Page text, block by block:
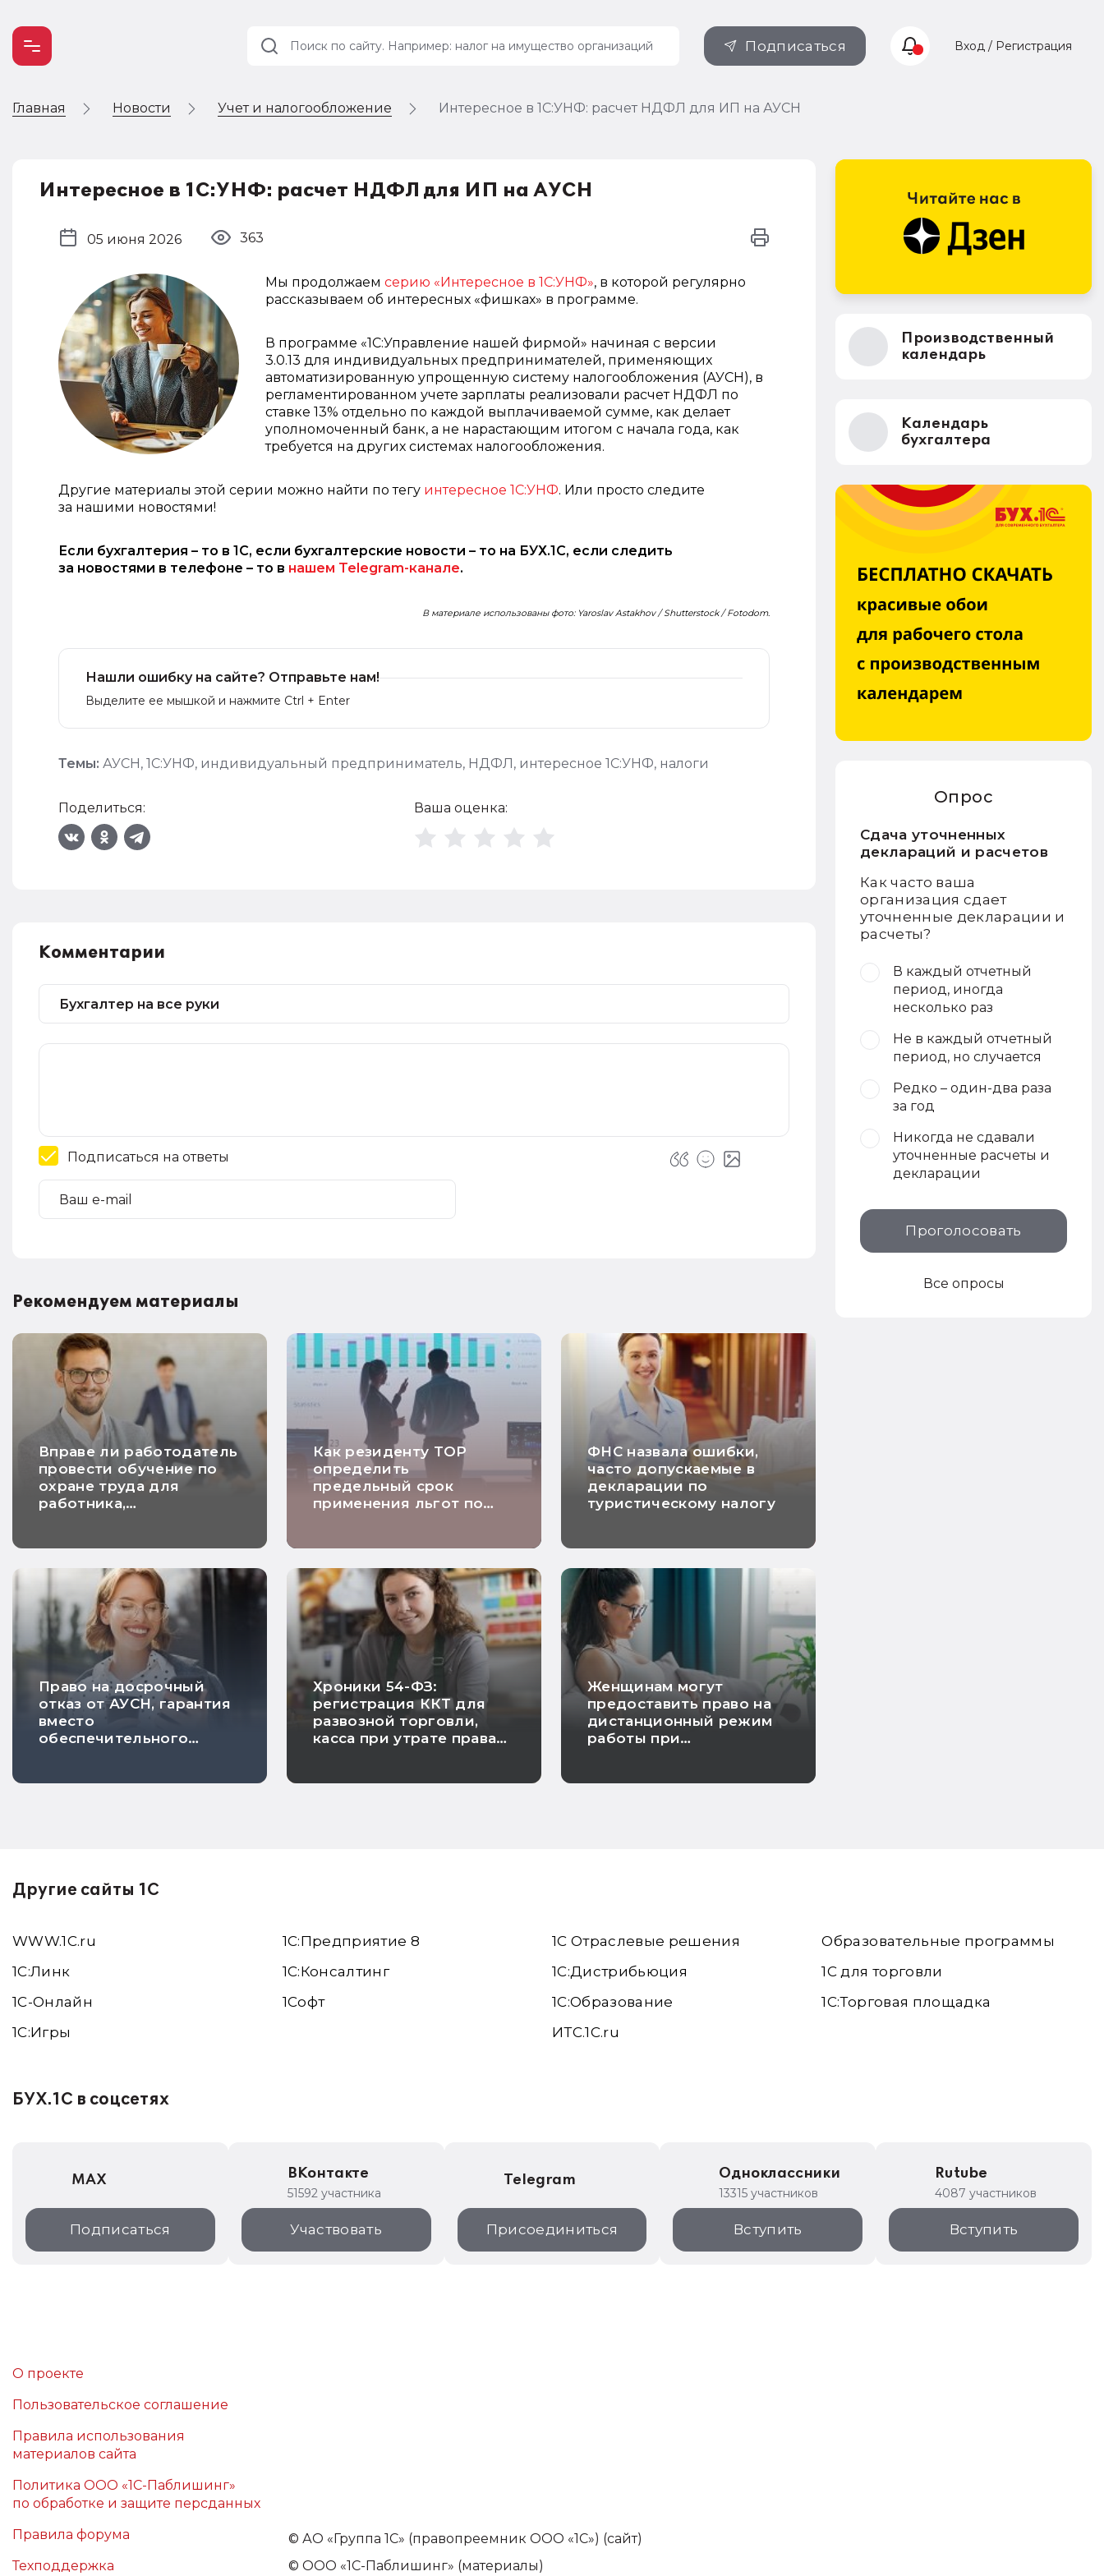
Подписаться Вход / Регистрация
Главная Новости Учет и налогообложение Интересное в 1С:УНФ: расчет НДФЛ для ИП на АУСН
Интересное в 1С:УНФ: расчет НДФЛ для ИП на АУСН
05 июня 2026 363
Мы продолжаем серию «Интересное в 1С:УНФ», в которой регулярно
рассказываем об интересных «фишках» в программе.
В программе «1С:Управление нашей фирмой» начиная с версии
3.0.13 для индивидуальных предпринимателей, применяющих
автоматизированную упрощенную систему налогообложения (АУСН), в
регламентированном учете зарплаты реализовали расчет НДФЛ по
ставке 13% отдельно по каждой выплачиваемой сумме, как делает
уполномоченный банк, а не нарастающим итогом с начала года, как
требуется на других системах налогообложения.
Другие материалы этой серии можно найти по тегу интересное 1С:УНФ. Или просто следите
за нашими новостями!
Если бухгалтерия – то в 1С, если бухгалтерские новости – то на БУХ.1С, если следить
за новостями в телефоне – то в нашем Telegram-канале.
В материале использованы фото: Yaroslav Astakhov / Shutterstock / Fotodom.
Нашли ошибку на сайте? Отправьте нам!
Выделите ее мышкой и нажмите Ctrl + Enter
Темы: АУСН, 1С:УНФ, индивидуальный предприниматель, НДФЛ, интересное 1С:УНФ, налоги
Поделиться: Ваша оценка:
Комментарии
Подписаться на ответы
Рекомендуем материалы
Вправе ли работодатель
провести обучение по
охране труда для
работника,
Как резиденту ТОР
определить
предельный срок
применения льгот по
ФНС назвала ошибки,
часто допускаемые в
декларации по
туристическому налогу
Право на досрочный
отказ от АУСН, гарантия
вместо
обеспечительного
Хроники 54-ФЗ:
регистрация ККТ для
развозной торговли,
касса при утрате права
Женщинам могут
предоставить право на
дистанционный режим
работы при
Производственный
календарь
Календарь
бухгалтера
Опрос
Сдача уточненных
деклараций и расчетов
Как часто ваша
организация сдает
уточненные декларации и
расчеты?
В каждый отчетный
период, иногда
несколько раз
Не в каждый отчетный
период, но случается
Редко – один-два раза
за год
Никогда не сдавали
уточненные расчеты и
декларации
Проголосовать
Все опросы
Другие сайты 1С
WWW.1С.ru
1С:Линк
1С-Онлайн
1C:Игры
1С:Предприятие 8
1С:Консалтинг
1Софт
1С Отраслевые решения
1С:Дистрибьюция
1С:Образование
ИТС.1C.ru
Образовательные программы
1С для торговли
1С:Торговая площадка
БУХ.1С в соцсетях
MAX
Подписаться
ВКонтакте
51592 участника
Участвовать
Telegram
Присоединиться
Одноклассники
13315 участников
Вступить
Rutube
4087 участников
Вступить
О проекте
Пользовательское соглашение
Правила использования
материалов сайта
Политика ООО «1С-Паблишинг»
по обработке и защите персданных
Правила форума
Техподдержка
© АО «Группа 1С» (правопреемник ООО «1С») (сайт)
© ООО «1С-Паблишинг» (материалы)
Учет и